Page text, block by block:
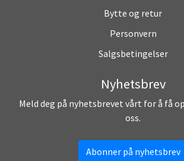
Bytte og retur
Personvern
Salgsbetingelser
Nyhetsbrev
Meld deg på nyhetsbrevet vårt for å få
oss.
Abonner på nyhetsbrev